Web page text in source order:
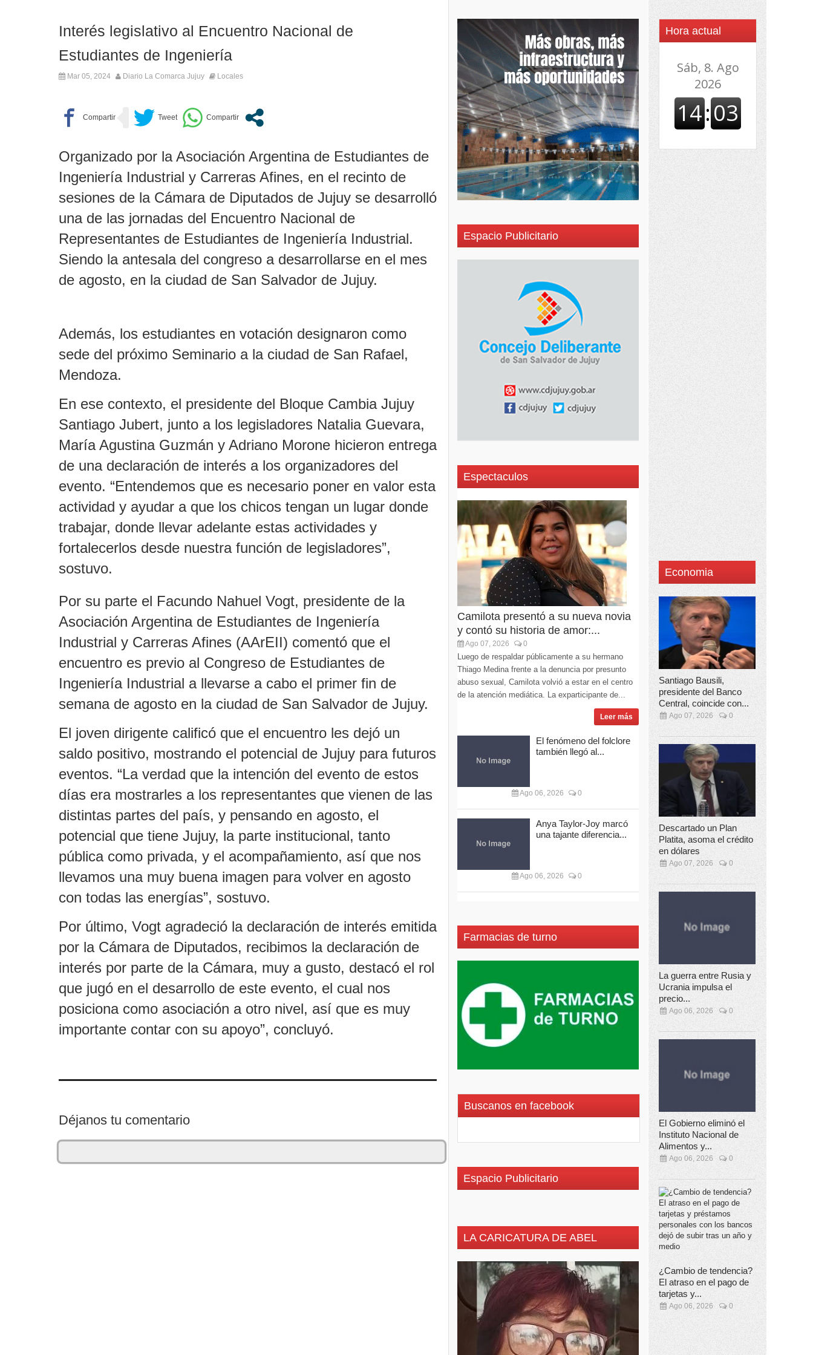
Interés legislativo al Encuentro Nacional de
Estudiantes de Ingeniería
Mar 05, 2024 Diario La Comarca Jujuy Locales
Organizado por la Asociación Argentina de Estudiantes de
Ingeniería Industrial y Carreras Afines, en el recinto de
sesiones de la Cámara de Diputados de Jujuy se desarrolló
una de las jornadas del Encuentro Nacional de
Representantes de Estudiantes de Ingeniería Industrial.
Siendo la antesala del congreso a desarrollarse en el mes
de agosto, en la ciudad de San Salvador de Jujuy.
Además, los estudiantes en votación designaron como
sede del próximo Seminario a la ciudad de San Rafael,
Mendoza.
En ese contexto, el presidente del Bloque Cambia Jujuy
Santiago Jubert, junto a los legisladores Natalia Guevara,
María Agustina Guzmán y Adriano Morone hicieron entrega
de una declaración de interés a los organizadores del
evento. “Entendemos que es necesario poner en valor esta
actividad y ayudar a que los chicos tengan un lugar donde
trabajar, donde llevar adelante estas actividades y
fortalecerlos desde nuestra función de legisladores”,
sostuvo.
Por su parte el Facundo Nahuel Vogt, presidente de la
Asociación Argentina de Estudiantes de Ingeniería
Industrial y Carreras Afines (AArEII) comentó que el
encuentro es previo al Congreso de Estudiantes de
Ingeniería Industrial a llevarse a cabo el primer fin de
semana de agosto en la ciudad de San Salvador de Jujuy.
El joven dirigente calificó que el encuentro les dejó un
saldo positivo, mostrando el potencial de Jujuy para futuros
eventos. “La verdad que la intención del evento de estos
días era mostrarles a los representantes que vienen de las
distintas partes del país, y pensando en agosto, el
potencial que tiene Jujuy, la parte institucional, tanto
pública como privada, y el acompañamiento, así que nos
llevamos una muy buena imagen para volver en agosto
con todas las energías”, sostuvo.
Por último, Vogt agradeció la declaración de interés emitida
por la Cámara de Diputados, recibimos la declaración de
interés por parte de la Cámara, muy a gusto, destacó el rol
que jugó en el desarrollo de este evento, el cual nos
posiciona como asociación a otro nivel, así que es muy
importante contar con su apoyo”, concluyó.
Déjanos tu comentario
Espacio Publicitario
Espectaculos
Camilota presentó a su nueva novia
y contó su historia de amor:...
Ago 07, 2026 0
Luego de respaldar públicamente a su hermano
Thiago Medina frente a la denuncia por presunto
abuso sexual, Camilota volvió a estar en el centro
de la atención mediática. La exparticipante de...
Leer más
El fenómeno del folclore
también llegó al...
Ago 06, 2026 0
Anya Taylor-Joy marcó
una tajante diferencia...
Ago 06, 2026 0
Farmacias de turno
Buscanos en facebook
Espacio Publicitario
LA CARICATURA DE ABEL
Hora actual
Economia
Santiago Bausili,
presidente del Banco
Central, coincide con...
Ago 07, 2026 0
Descartado un Plan
Platita, asoma el crédito
en dólares
Ago 07, 2026 0
La guerra entre Rusia y
Ucrania impulsa el
precio...
Ago 06, 2026 0
El Gobierno eliminó el
Instituto Nacional de
Alimentos y...
Ago 06, 2026 0
¿Cambio de tendencia?
El atraso en el pago de
tarjetas y...
Ago 06, 2026 0